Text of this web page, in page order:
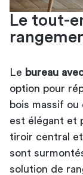
Le tout-
Le bureau
option pour
bois massif
est élégant et
tiroir central et
sont
solution de